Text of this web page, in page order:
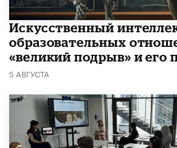
​Искусственный
образовательных
«великий подрыв» и его
5 АВГУСТА